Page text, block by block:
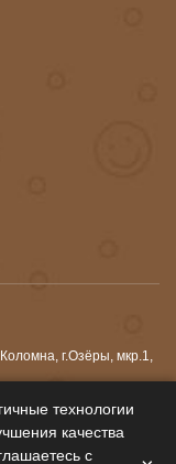
г.Озёры, мкр.1,
технологии
качества
с